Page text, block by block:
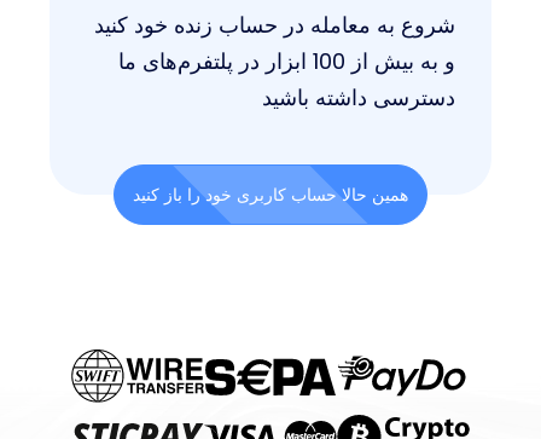
شروع به معامله در حساب زنده خود کنید
و به بیش از 100 ابزار در پلتفرم‌های ما
دسترسی داشته باشید
همین حالا حساب کاربری خود را باز کنید